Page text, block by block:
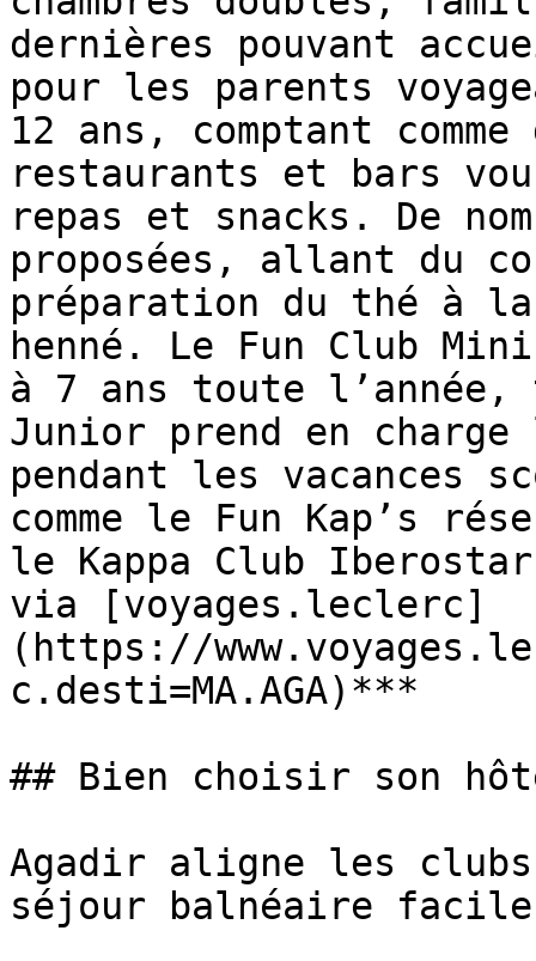
dernières pouvant
pour les parents
12 ans, comptant
restaurants et bars
repas et snacks. De
proposées, allant du
préparation du thé à
henné. Le Fun Club
à 7 ans toute l’année,
Junior prend en
pendant les vacances
comme le Fun Kap’s
le Kappa Club
via [voyages.leclerc]
(https://
c.desti=MA.AGA)***
## Bien choisir son
Agadir aligne les
séjour balnéaire